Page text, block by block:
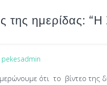
της ημερίδας:
pekesadmin
ότι το βίντεο της